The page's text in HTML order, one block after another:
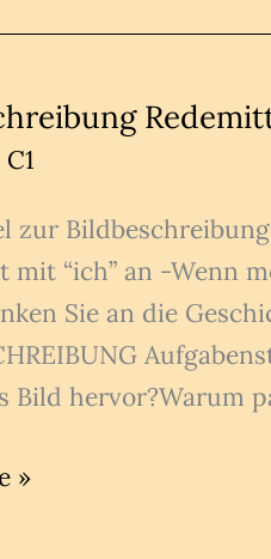
C1
zur
mit “ich” an -Wenn
Sie an die
Bild hervor?Warum
»